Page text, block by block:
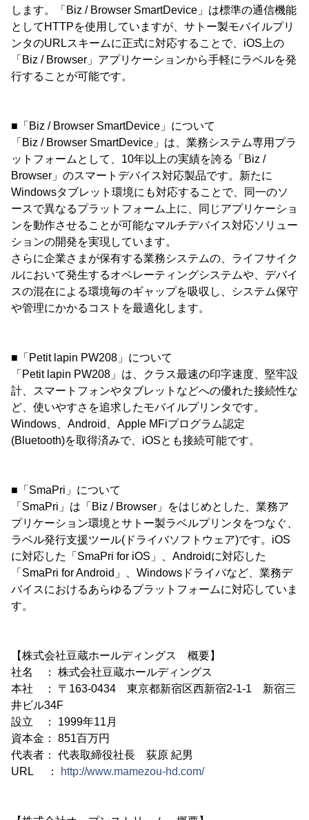
します。「Biz / Browser SmartDevice」は標準の通信機能
としてHTTPを使用していますが、サトー製モバイルプリ
ンタのURLスキームに正式に対応することで、iOS上の
「Biz / Browser」アプリケーションから手軽にラベルを発
行することが可能です。
■「Biz / Browser SmartDevice」について
「Biz / Browser SmartDevice」は、業務システム専用プラ
ットフォームとして、10年以上の実績を誇る「Biz /
Browser」のスマートデバイス対応製品です。新たに
Windowsタブレット環境にも対応することで、同一のソ
ースで異なるプラットフォーム上に、同じアプリケーショ
ンを動作させることが可能なマルチデバイス対応ソリュー
ションの開発を実現しています。
さらに企業さまが保有する業務システムの、ライフサイク
ルにおいて発生するオペレーティングシステムや、デバイ
スの混在による環境毎のギャップを吸収し、システム保守
や管理にかかるコストを最適化します。
■「Petit lapin PW208」について
「Petit lapin PW208」は、クラス最速の印字速度、堅牢設
計、スマートフォンやタブレットなどへの優れた接続性な
ど、使いやすさを追求したモバイルプリンタです。
Windows、Android、Apple MFiプログラム認定
(Bluetooth)を取得済みで、iOSとも接続可能です。
■「SmaPri」について
「SmaPri」は「Biz / Browser」をはじめとした、業務ア
プリケーション環境とサトー製ラベルプリンタをつなぐ、
ラベル発行支援ツール(ドライバソフトウェア)です。iOS
に対応した「SmaPri for iOS」、Androidに対応した
「SmaPri for Android」、Windowsドライバなど、業務デ
バイスにおけるあらゆるプラットフォームに対応していま
す。
【株式会社豆蔵ホールディングス 概要】
社名 ： 株式会社豆蔵ホールディングス
本社 ： 〒163-0434 東京都新宿区西新宿2-1-1 新宿三
井ビル34F
設立 ： 1999年11月
資本金： 851百万円
代表者： 代表取締役社長 荻原 紀男
URL ：
http://www.mamezou-hd.com/